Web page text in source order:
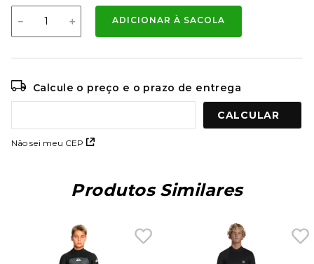
＋
－ ADICIONAR À SACOLA
Calcule o preço e o prazo de entrega
Não sei meu CEP
Produtos Similares